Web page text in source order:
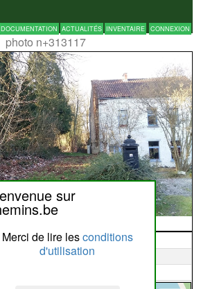
DOCUMENTATION ACTUALITÉS INVENTAIRE CONNEXION
photo n+313117
sur
Merci de lire lesconditions
d'utilisation